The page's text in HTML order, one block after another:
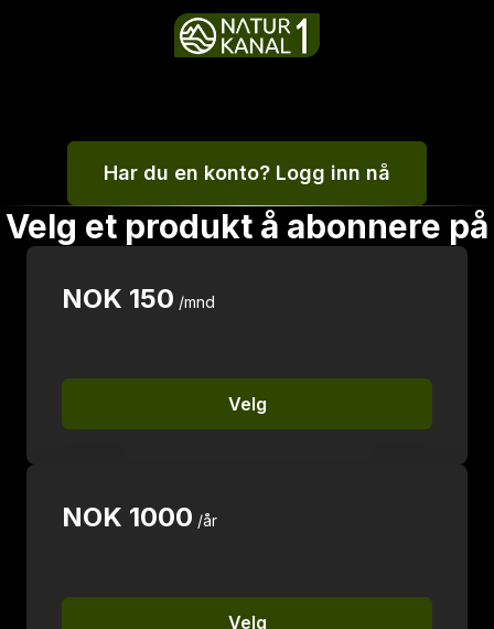
Har du en konto? Logg inn nå
Velg et produkt å abonnere på
NOK 150 /mnd
Velg
NOK 1000 /år
Velg